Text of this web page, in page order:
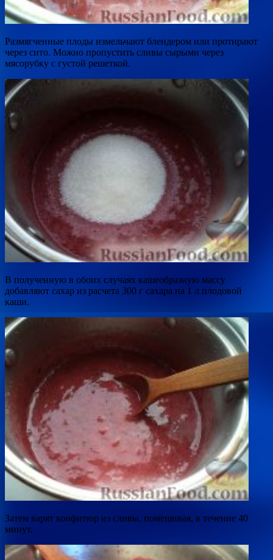
Размягченные плоды измельчают блендером или протирают
через сито. Можно пропустить сливы сырыми через
мясорубку с густой решеткой.
В полученную в обоих случаях кашеобразную массу
добавляют сахар из расчета 300 г сахара на 1 л плодовой
каши.
Затем варят конфитюр из сливы, помешивая, в течение 40
минут.